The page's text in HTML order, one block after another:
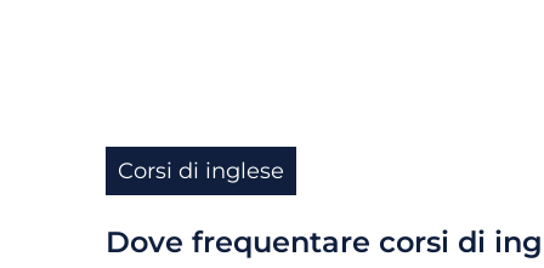
Corsi di inglese
Dove frequentare corsi di